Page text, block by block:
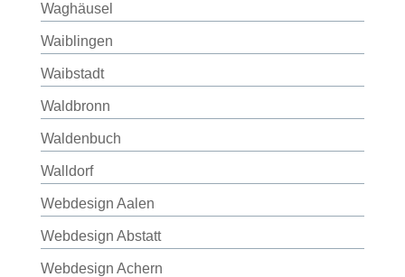
Waghäusel
Waiblingen
Waibstadt
Waldbronn
Waldenbuch
Walldorf
Webdesign Aalen
Webdesign Abstatt
Webdesign Achern